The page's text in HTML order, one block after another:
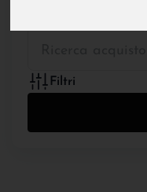
Filtri